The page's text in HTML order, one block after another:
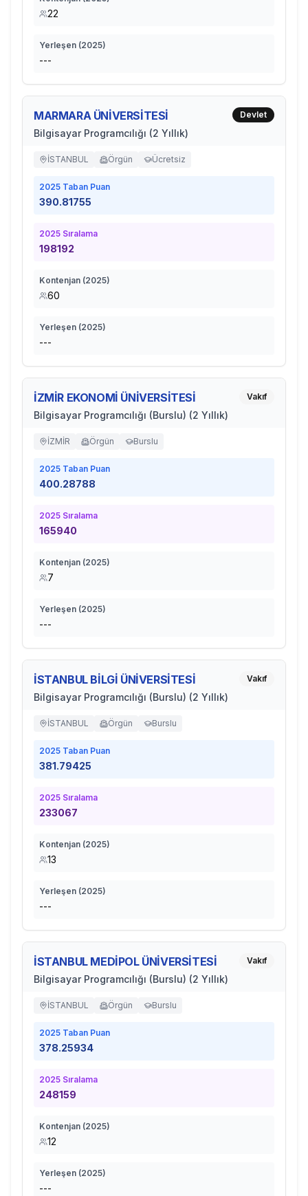
22
Yerleşen (2025)
---
MARMARA ÜNİVERSİTESİ
Bilgisayar Programcılığı (2 Yıllık)
Devlet
İSTANBUL Örgün Ücretsiz
2025 Taban Puan
390.81755
2025 Sıralama
198192
Kontenjan (2025)
60
Yerleşen (2025)
---
İZMİR EKONOMİ ÜNİVERSİTESİ
Bilgisayar Programcılığı (Burslu) (2 Yıllık)
Vakıf
İZMİR Örgün Burslu
2025 Taban Puan
400.28788
2025 Sıralama
165940
Kontenjan (2025)
7
Yerleşen (2025)
---
İSTANBUL BİLGİ ÜNİVERSİTESİ
Bilgisayar Programcılığı (Burslu) (2 Yıllık)
Vakıf
İSTANBUL Örgün Burslu
2025 Taban Puan
381.79425
2025 Sıralama
233067
Kontenjan (2025)
13
Yerleşen (2025)
---
İSTANBUL MEDİPOL ÜNİVERSİTESİ
Bilgisayar Programcılığı (Burslu) (2 Yıllık)
Vakıf
İSTANBUL Örgün Burslu
2025 Taban Puan
378.25934
2025 Sıralama
248159
Kontenjan (2025)
12
Yerleşen (2025)
---